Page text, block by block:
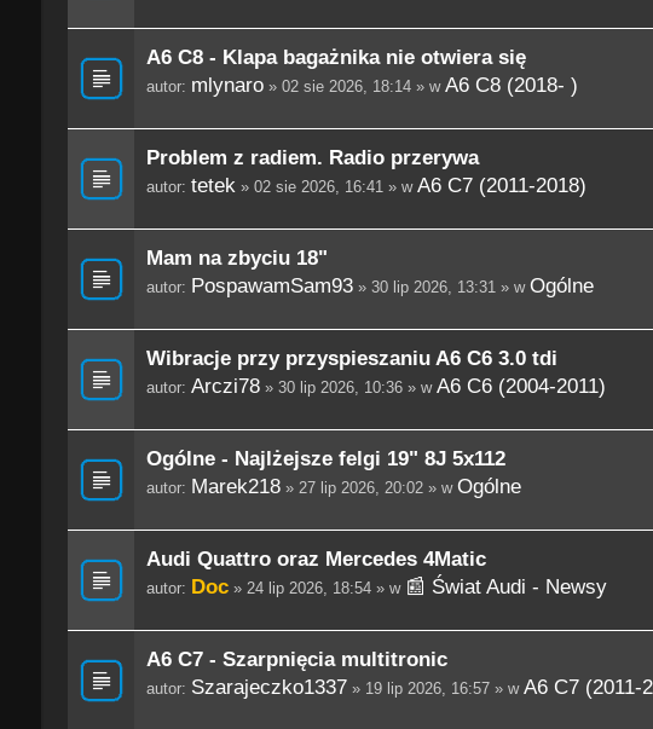
A6 C8 - Klapa bagażnika nie otwiera się
autor: mlynaro» 02 sie 2026, 18:14 » w A6 C8 (2018- )
Problem z radiem. Radio przerywa
autor: tetek» 02 sie 2026, 16:41 » w A6 C7 (2011-2018)
Mam na zbyciu 18"
autor: PospawamSam93» 30 lip 2026, 13:31 » w Ogólne
Wibracje przy przyspieszaniu A6 C6 3.0 tdi
autor: Arczi78» 30 lip 2026, 10:36 » w A6 C6 (2004-2011)
Ogólne - Najlżejsze felgi 19" 8J 5x112
autor: Marek218» 27 lip 2026, 20:02 » w Ogólne
Audi Quattro oraz Mercedes 4Matic
autor: Doc» 24 lip 2026, 18:54 » w 📰 Świat Audi - Newsy
A6 C7 - Szarpnięcia multitronic
autor: Szarajeczko1337 » 19 lip 2026, 16:57 » w A6 C7 (2011-